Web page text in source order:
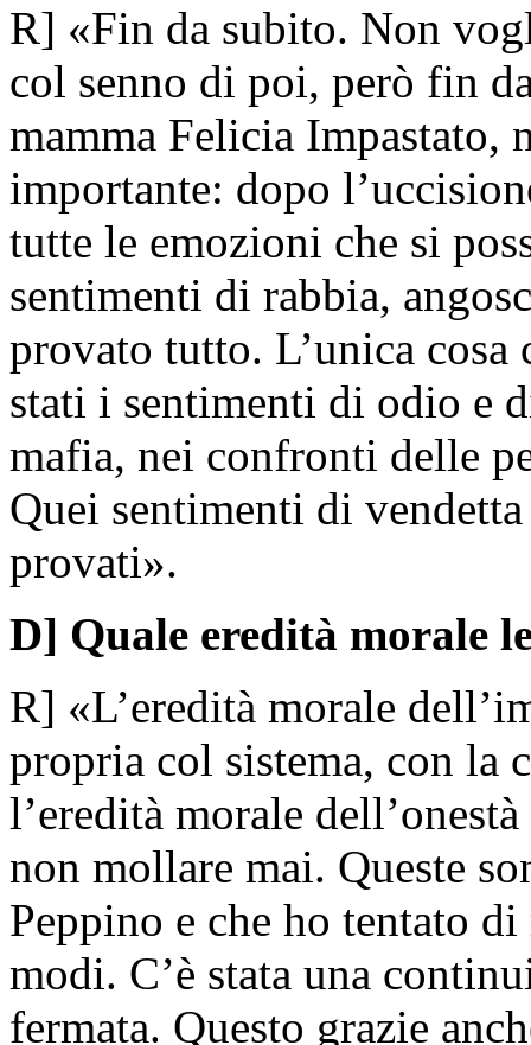
R] «Fin da subito. Non
col senno di poi, però fin
mamma Felicia Impastato,
importante: dopo
tutte le emozioni che si
sentimenti di rabbia,
provato tutto. L’unica
stati i sentimenti di odio e
mafia, nei confronti delle
Quei sentimenti di
provati».
D] Quale eredità morale
R] «L’eredità morale
propria col sistema, con la
l’eredità morale
non mollare mai. Queste
Peppino e che ho tentato
modi. C’è stata una
fermata. Questo grazie